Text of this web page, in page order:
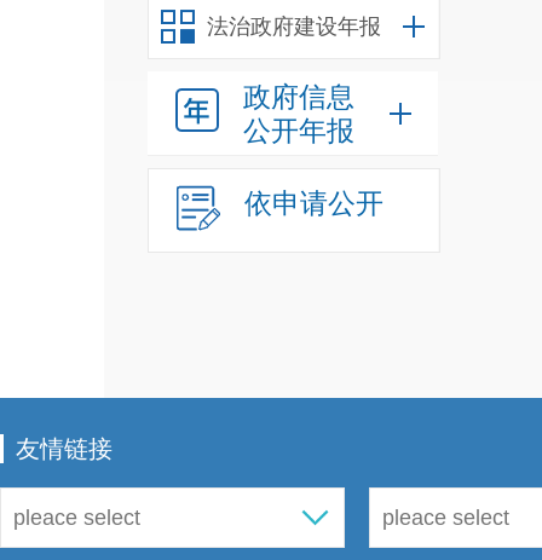
法治政府建设年报
政府信息
公开年报
依申请公开
友情链接